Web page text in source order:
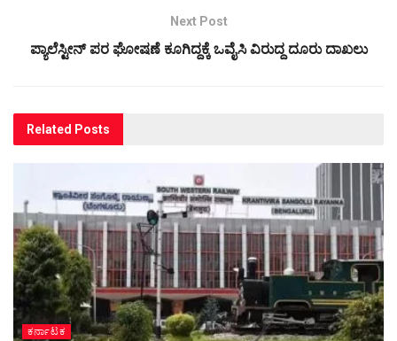
Next Post
ಪ್ಯಾಲೆಸ್ಟೀನ್‌ ಪರ ಘೋಷಣೆ ಕೂಗಿದ್ದಕ್ಕೆ ಒವೈಸಿ ವಿರುದ್ದ ದೂರು ದಾಖಲು
Related Posts
ಕರ್ನಾಟಕ